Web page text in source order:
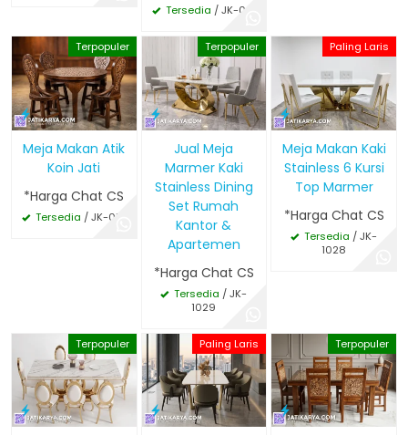
Tersedia / JK-021
Terpopuler
Meja Makan Atik
Koin Jati
*Harga Chat CS
Tersedia / JK-013
Terpopuler
Jual Meja
Marmer Kaki
Stainless Dining
Set Rumah
Kantor &
Apartemen
*Harga Chat CS
Tersedia / JK-
1029
Paling Laris
Meja Makan Kaki
Stainless 6 Kursi
Top Marmer
*Harga Chat CS
Tersedia / JK-
1028
Terpopuler Paling Laris Terpopuler